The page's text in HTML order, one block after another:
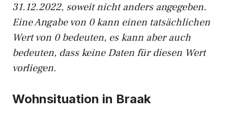
31.12.2022, soweit nicht anders angegeben.
Eine Angabe von 0 kann einen tatsächlichen
Wert von 0 bedeuten, es kann aber auch
bedeuten, dass keine Daten für diesen Wert
vorliegen.
Wohnsituation in Braak